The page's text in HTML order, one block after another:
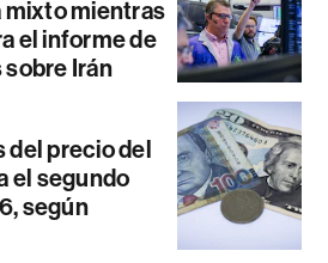
mixto mientras
el informe de
Irán
del precio del
el segundo
según